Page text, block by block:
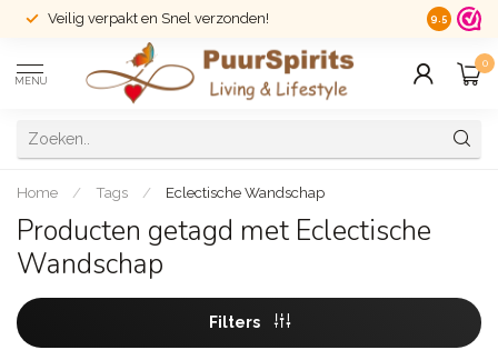
Veilig verpakt en Snel verzonden! 14 dagen
9.5
MENU
0
Home / Tags / Eclectische Wandschap
Producten getagd met Eclectische
Wandschap
Filters